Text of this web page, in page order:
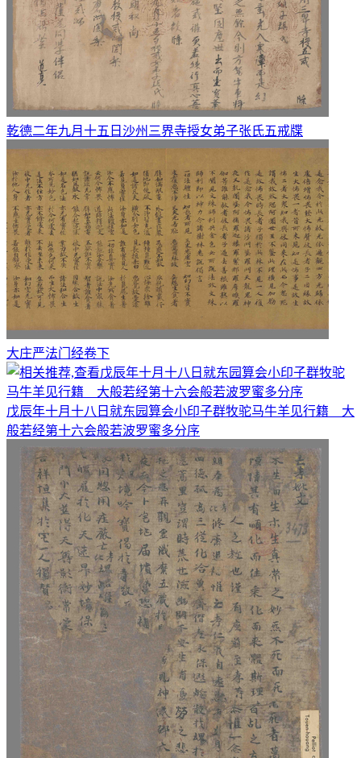
乾德二年九月十五日沙州三界寺授女弟子张氏五戒牒
大庄严法门经卷下
戊辰年十月十八日就东园算会小印子群牧驼马牛羊见行籍 大
般若经第十六会般若波罗蜜多分序